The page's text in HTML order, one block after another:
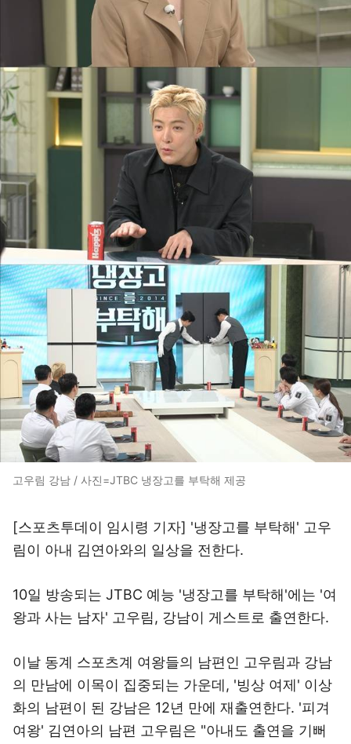
고우림 강남 / 사진=JTBC 냉장고를 부탁해 제공
[스포츠투데이 임시령 기자] '냉장고를 부탁해' 고우
림이 아내 김연아와의 일상을 전한다.
10일 방송되는 JTBC 예능 '냉장고를 부탁해'에는 '여
왕과 사는 남자' 고우림, 강남이 게스트로 출연한다.
이날 동계 스포츠계 여왕들의 남편인 고우림과 강남
의 만남에 이목이 집중되는 가운데, '빙상 여제' 이상
화의 남편이 된 강남은 12년 만에 재출연한다. '피겨
여왕' 김연아의 남편 고우림은 "아내도 출연을 기뻐